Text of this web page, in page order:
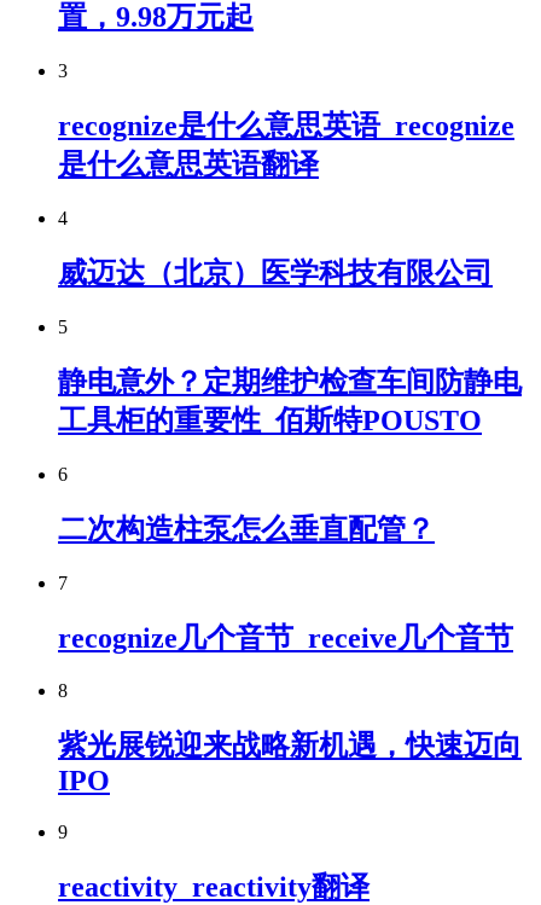
置，9.98万元起
3
recognize是什么意思英语_recognize
是什么意思英语翻译
4
威迈达（北京）医学科技有限公司
5
静电意外？定期维护检查车间防静电
工具柜的重要性_佰斯特POUSTO
6
二次构造柱泵怎么垂直配管？
7
recognize几个音节_receive几个音节
8
紫光展锐迎来战略新机遇，快速迈向
IPO
9
reactivity_reactivity翻译